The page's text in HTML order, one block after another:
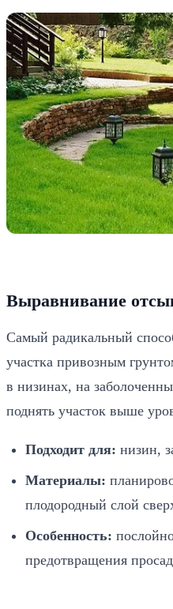
Выравнивание
Самый радикальный
участка привозным
в низинах, на
поднять участок выше
Подходит для: низин,
Материалы:
плодородный слой
Особенность:
предотвращения